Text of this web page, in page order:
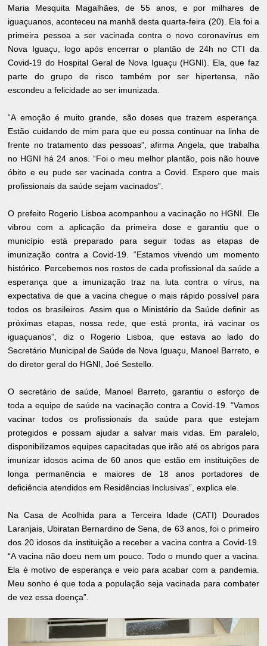
Maria Mesquita Magalhães, de 55 anos, e por milhares de
iguaçuanos, aconteceu na manhã desta quarta-feira (20). Ela foi a
primeira pessoa a ser vacinada contra o novo coronavírus em
Nova Iguaçu, logo após encerrar o plantão de 24h no CTI da
Covid-19 do Hospital Geral de Nova Iguaçu (HGNI). Ela, que faz
parte do grupo de risco também por ser hipertensa, não
escondeu a felicidade ao ser imunizada.
“A emoção é muito grande, são doses que trazem esperança.
Estão cuidando de mim para que eu possa continuar na linha de
frente no tratamento das pessoas”, afirma Angela, que trabalha
no HGNI há 24 anos. “Foi o meu melhor plantão, pois não houve
óbito e eu pude ser vacinada contra a Covid. Espero que mais
profissionais da saúde sejam vacinados”.
O prefeito Rogerio Lisboa acompanhou a vacinação no HGNI. Ele
vibrou com a aplicação da primeira dose e garantiu que o
município está preparado para seguir todas as etapas de
imunização contra a Covid-19. “Estamos vivendo um momento
histórico. Percebemos nos rostos de cada profissional da saúde a
esperança que a imunização traz na luta contra o vírus, na
expectativa de que a vacina chegue o mais rápido possível para
todos os brasileiros. Assim que o Ministério da Saúde definir as
próximas etapas, nossa rede, que está pronta, irá vacinar os
iguaçuanos”, diz o Rogerio Lisboa, que estava ao lado do
Secretário Municipal de Saúde de Nova Iguaçu, Manoel Barreto, e
do diretor geral do HGNI, Joé Sestello.
O secretário de saúde, Manoel Barreto, garantiu o esforço de
toda a equipe de saúde na vacinação contra a Covid-19. “Vamos
vacinar todos os profissionais da saúde para que estejam
protegidos e possam ajudar a salvar mais vidas. Em paralelo,
disponibilizamos equipes capacitadas que irão até os abrigos para
imunizar idosos acima de 60 anos que estão em instituições de
longa permanência e maiores de 18 anos portadores de
deficiência atendidos em Residências Inclusivas”, explica ele.
Na Casa de Acolhida para a Terceira Idade (CATI) Dourados
Laranjais, Ubiratan Bernardino de Sena, de 63 anos, foi o primeiro
dos 20 idosos da instituição a receber a vacina contra a Covid-19.
“A vacina não doeu nem um pouco. Todo o mundo quer a vacina.
Ela é motivo de esperança e veio para acabar com a pandemia.
Meu sonho é que toda a população seja vacinada para combater
de vez essa doença”.